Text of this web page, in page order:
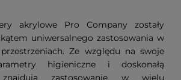
akrylowe Pro Company zostały
uniwersalnego zastosowania w
Ze względu na swoje
higieniczne i doskonałą
znajdują zastosowanie w wielu